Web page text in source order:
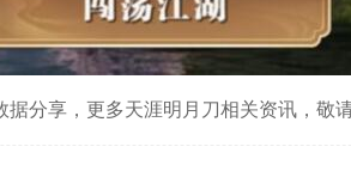
分享，更多天涯明月刀相关资讯，敬